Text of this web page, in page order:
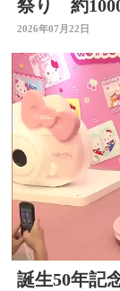
祭り 約
2026年07月22日
誕生50年記